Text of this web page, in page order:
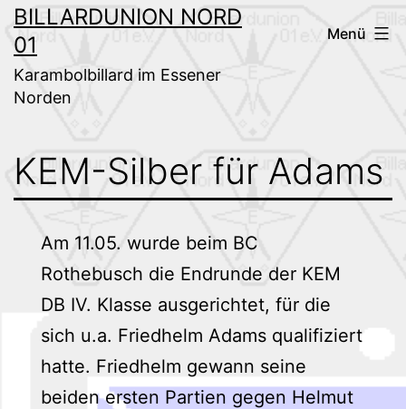
Zum
Inhalt
springen
BILLARDUNION NORD
01
Karambolbillard im Essener
Norden
Menü
KEM-Silber für Adams
Am 11.05. wurde beim BC
Rothebusch die Endrunde der KEM
DB IV. Klasse ausgerichtet, für die
sich u.a. Friedhelm Adams qualifiziert
hatte. Friedhelm gewann seine
beiden ersten Partien gegen Helmut